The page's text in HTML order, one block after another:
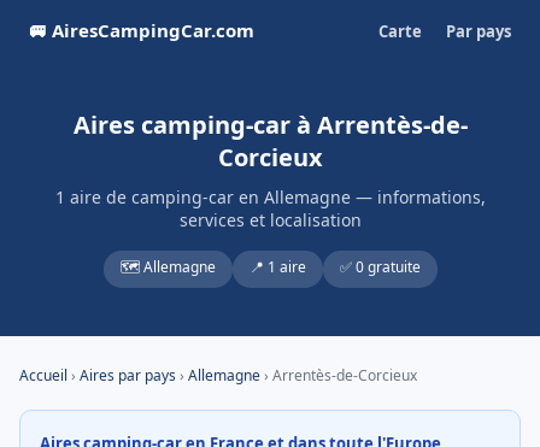
🚐 AiresCampingCar.com Carte Par pays
Aires camping-car à Arrentès-de-
Corcieux
1 aire de camping-car en Allemagne — informations,
services et localisation
🗺️ Allemagne 📍 1 aire ✅ 0 gratuite
Accueil › Aires par pays› Allemagne› Arrentès-de-Corcieux